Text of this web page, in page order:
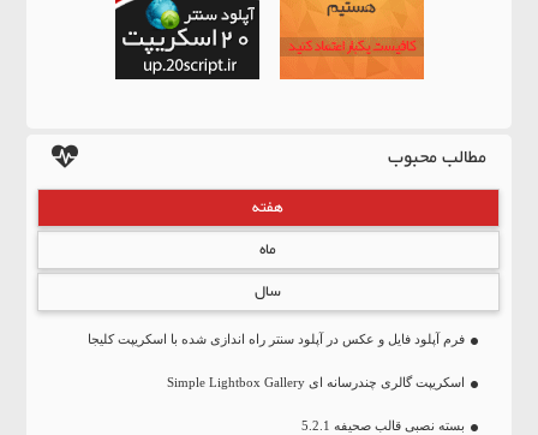
مطالب محبوب
هفته
ماه
سال
فرم آپلود فایل و عکس در آپلود سنتر راه اندازی شده با اسکریپت کلیجا
اسکریپت گالری چندرسانه ای Simple Lightbox Gallery
بسته نصبی قالب صحیفه 5.2.1